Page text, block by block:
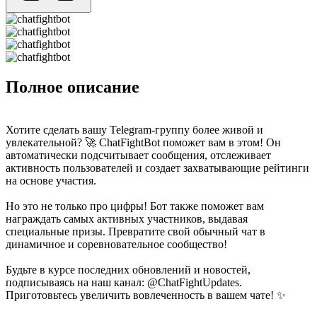
Полное описание
Хотите сделать вашу Telegram-группу более живой и
увлекательной? 🚀 ChatFightBot поможет вам в этом! Он
автоматически подсчитывает сообщения, отслеживает
активность пользователей и создает захватывающие рейтинги
на основе участия.
Но это не только про цифры! Бот также поможет вам
награждать самых активных участников, выдавая
специальные призы. Превратите свой обычный чат в
динамичное и соревновательное сообщество!
Будьте в курсе последних обновлений и новостей,
подписываясь на наш канал: @ChatFightUpdates.
Приготовьтесь увеличить вовлеченность в вашем чате! ✨